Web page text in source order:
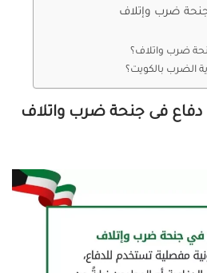
ضرب وإتلاف
ضرب واتلاف؟
الضرب بالكويت؟
دفاع فى جنحة ضرب واتلاف